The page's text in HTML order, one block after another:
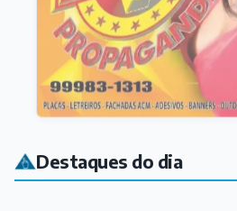
Destaques do dia